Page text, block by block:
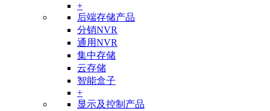
+
后端存储产品
分销NVR
通用NVR
集中存储
云存储
智能盒子
+
显示及控制产品